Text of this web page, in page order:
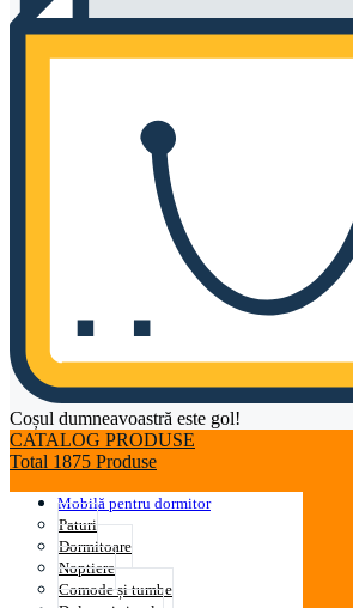
Coșul dumneavoastră este gol!
CATALOG PRODUSE
Total 1875 Produse
Mobilă pentru dormitor
Paturi
Dormitoare
Noptiere
Comode și tumbe